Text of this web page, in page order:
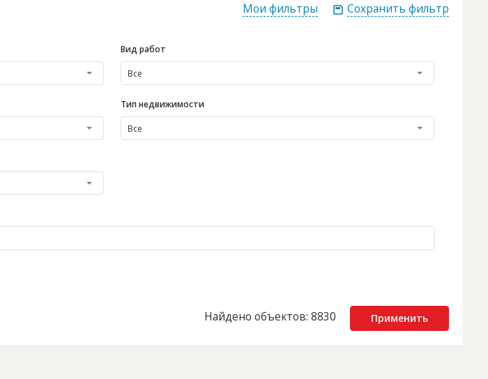
Мои фильтры Сохранить фильтр
Вид работ
Все
Тип недвижимости
Все
Найдено объектов: 8830